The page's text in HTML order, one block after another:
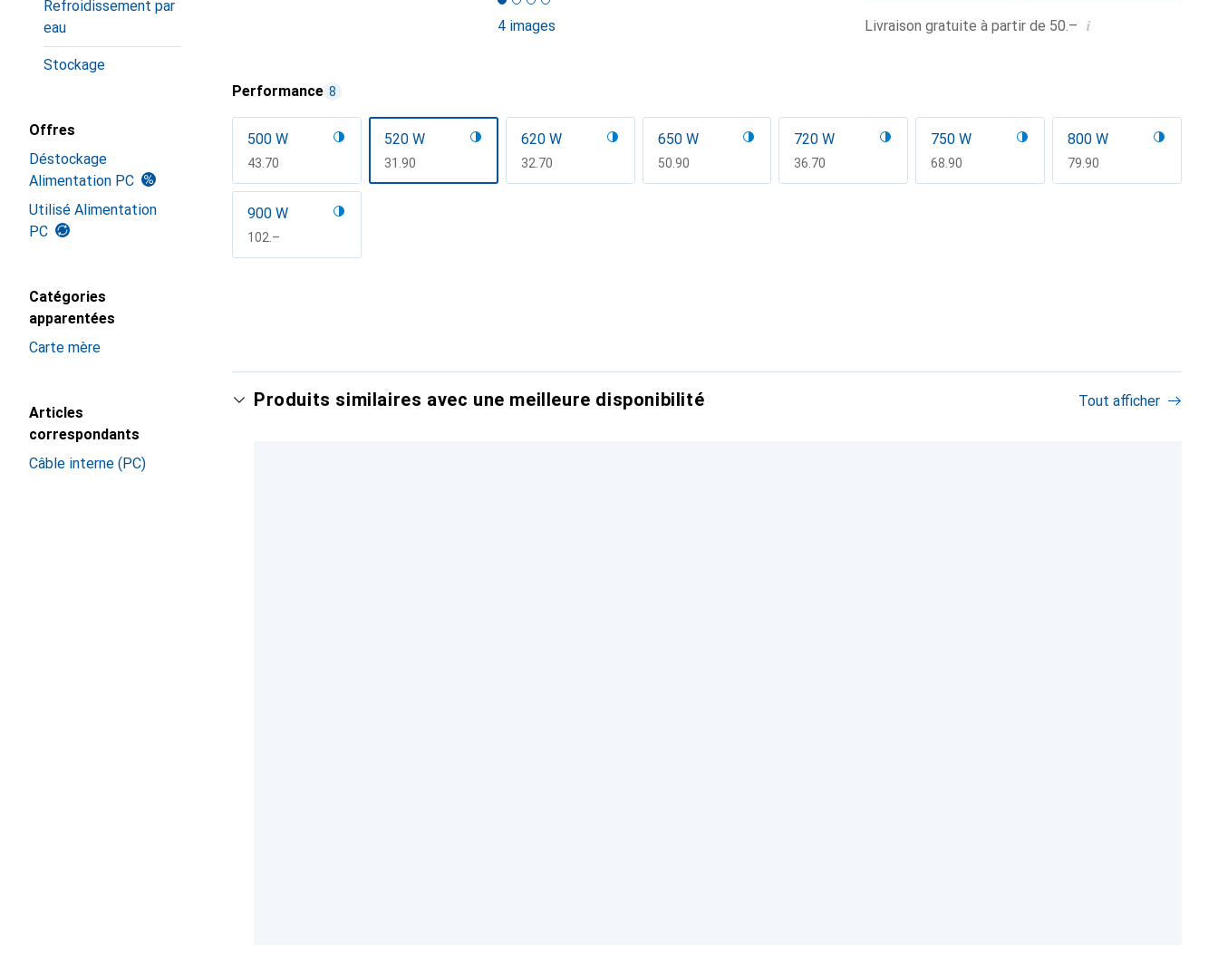
Refroidissement par
eau
Stockage
Offres
Déstockage
Alimentation PC
Utilisé Alimentation
PC
Catégories
apparentées
Carte mère
Articles
correspondants
Câble interne (PC)
4 images Livraison gratuite à partir de 50.– i
Performance 8
500 W
CHF
43.70
520 W
CHF
31.90
620 W
CHF
32.70
650 W
CHF
50.90
720 W
CHF
36.70
750 W
CHF
68.90
800 W
CHF
79.90
900 W
CHF
102.–
Produits similaires avec une meilleure disponibilité Tout afficher